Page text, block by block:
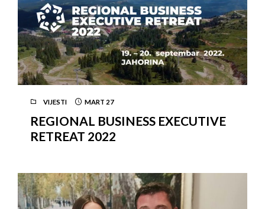
VIJESTI MART 27
REGIONAL BUSINESS EXECUTIVE
RETREAT 2022